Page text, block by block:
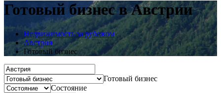
Готовый бизнес в Австрии
Недвижимость за рубежом
Австрия
Готовый бизнес
Готовый бизнес
Состояние